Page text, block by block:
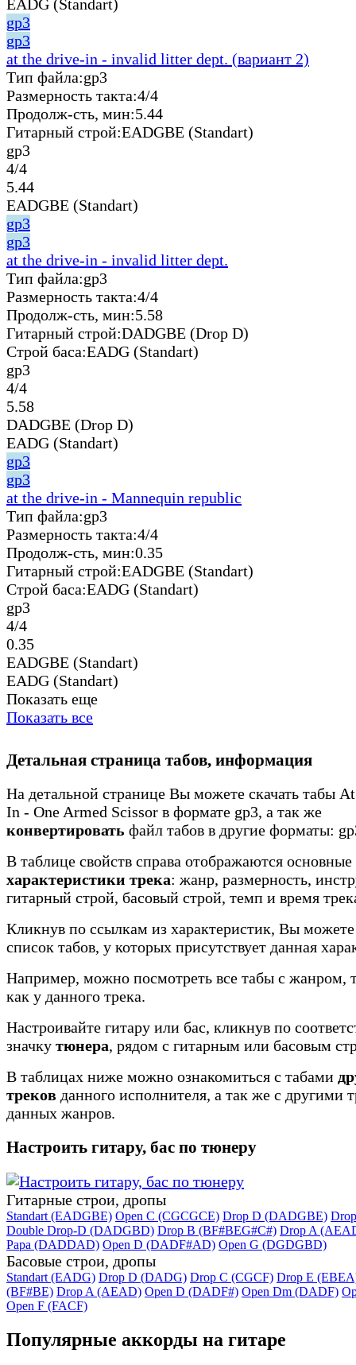
EADG (Standart)
gp3
gp3
at the drive-in - invalid litter dept. (вариант 2)
Тип файла:gp3
Размерность такта:4/4
Продолж-сть, мин:5.44
Гитарный строй:EADGBE (Standart)
gp3
4/4
5.44
EADGBE (Standart)
gp3
gp3
at the drive-in - invalid litter dept.
Тип файла:gp3
Размерность такта:4/4
Продолж-сть, мин:5.58
Гитарный строй:DADGBE (Drop D)
Строй баса:EADG (Standart)
gp3
4/4
5.58
DADGBE (Drop D)
EADG (Standart)
gp3
gp3
at the drive-in - Mannequin republic
Тип файла:gp3
Размерность такта:4/4
Продолж-сть, мин:0.35
Гитарный строй:EADGBE (Standart)
Строй баса:EADG (Standart)
gp3
4/4
0.35
EADGBE (Standart)
EADG (Standart)
Показать еще
Показать все
Детальная страница табов, информация
На детальной странице Вы можете скачать табы
In - One Armed Scissor в формате gp3, а так же
конвертировать файл табов в другие форматы:
В таблице свойств справа отображаются основные
характеристики трека: жанр, размерность,
гитарный строй, басовый строй, темп и время
Кликнув по ссылкам из характеристик, Вы
список табов, у которых присутствует данная
Например, можно посмотреть все табы с жанром,
как у данного трека.
Настроивайте гитару или бас, кликнув по
значку тюнера, рядом с гитарным или басовым
В таблицах ниже можно ознакомиться с табами
треков данного исполнителя, а так же с другими
данных жанров.
Настроить гитару, бас по тюнеру
Гитарные строи, дропы
Standart (EADGBE) Open C (CGCGCE) Drop D (DADGBE)
Double Drop-D (DADGBD) Drop B (BF#BEG#C#) Drop A
Papa (DADDAD) Open D (DADF#AD) Open G (DGDGBD)
Басовые строи, дропы
Standart (EADG) Drop D (DADG) Drop C (CGCF) Drop E
(BF#BE) Drop A (AEAD) Open D (DADF#) Open Dm (DADF)
Open F (FACF)
Популярные аккорды на гитаре